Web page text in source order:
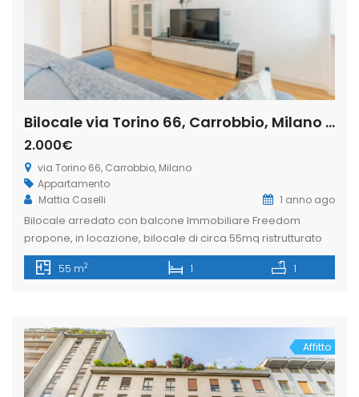
Bilocale via Torino 66, Carrobbio, Milano (Rif. IFM179)
2.000€
via Torino 66, Carrobbio, Milano
Appartamento
Mattia Caselli
1 anno ago
Bilocale arredato con balcone Immobiliare Freedom
propone, in locazione, bilocale di circa 55mq ristrutturato
posto al secondo piano in via Torino, situato nel cuore del
centro storico di Milano. La zona è una delle aree più
[…]
55 m2 1 1
Affitto